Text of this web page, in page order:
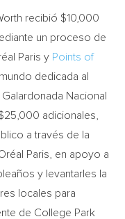
recibió $10,000
un proceso de
Paris y Points of
dedicada al
Nacional
adicionales,
a través de la
Paris, en apoyo a
y levantarles la
locales para
de College Park